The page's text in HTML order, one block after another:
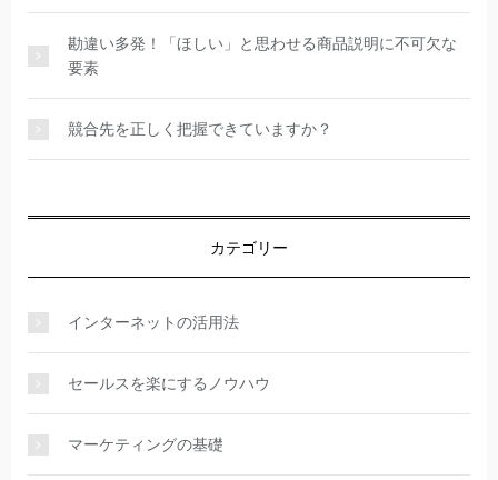
勘違い多発！「ほしい」と思わせる商品説明に不可欠な
要素
競合先を正しく把握できていますか？
カテゴリー
インターネットの活用法
セールスを楽にするノウハウ
マーケティングの基礎